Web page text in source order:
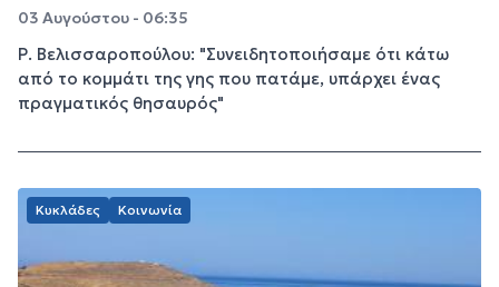
03 Αυγούστου - 06:35
Ρ. Βελισσαροπούλου: "Συνειδητοποιήσαμε ότι κάτω
από το κομμάτι της γης που πατάμε, υπάρχει ένας
πραγματικός θησαυρός"
Κυκλάδες Κοινωνία